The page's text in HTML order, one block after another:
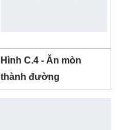
Hình C.4 - Ăn mòn
thành đường